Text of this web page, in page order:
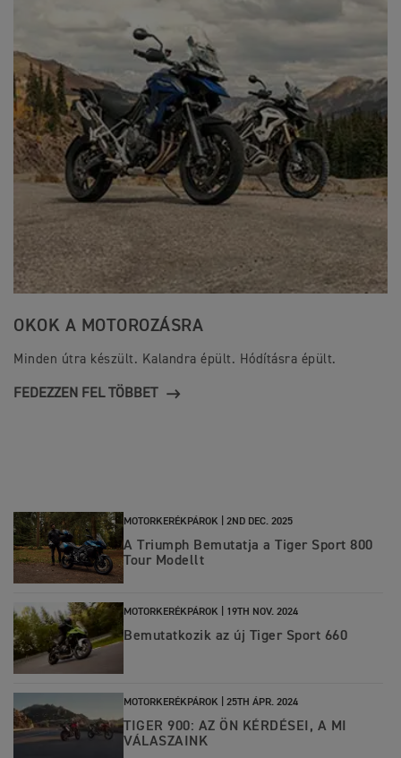
OKOK A MOTOROZÁSRA
Minden útra készült. Kalandra épült. Hódításra épült.
FEDEZZEN FEL TÖBBET
MOTORKERÉKPÁROK | 2ND DEC. 2025
A Triumph Bemutatja a Tiger Sport 800
Tour Modellt
MOTORKERÉKPÁROK | 19TH NOV. 2024
Bemutatkozik az új Tiger Sport 660
MOTORKERÉKPÁROK | 25TH ÁPR. 2024
TIGER 900: AZ ÖN KÉRDÉSEI, A MI
VÁLASZAINK